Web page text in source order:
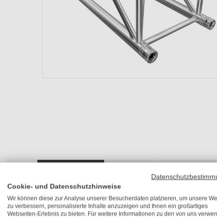
Technische Details
Artikel Art-
Cookie- und Datenschutzhinweise
Wir können diese zur Analyse unserer Besucherdaten platzieren, um unsere
zu verbessern, personalisierte Inhalte anzuzeigen und Ihnen ein großartiges
Webseiten-Erlebnis zu bieten. Für weitere Informationen zu den von uns